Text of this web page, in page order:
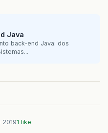
Java
back-end Java: dos
20191 like